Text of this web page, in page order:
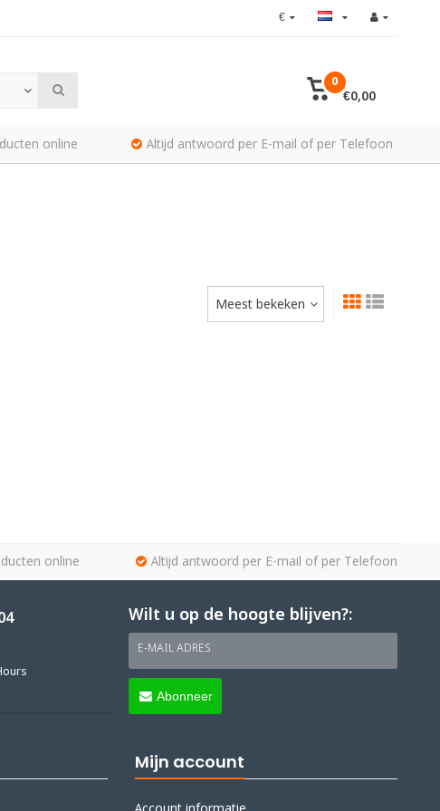
€
0
€0,00
online Altijd antwoord per E-mail of per Telefoon
Meest bekeken
online Altijd antwoord per E-mail of per Telefoon
Wilt u op de hoogte blijven?:
E-MAIL ADRES
Abonneer
Mijn account